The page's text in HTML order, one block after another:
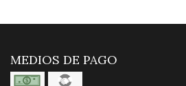
MEDIOS DE PAGO